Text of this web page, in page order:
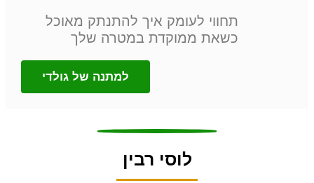
תחווי לעומק איך להתנתק מאוכל
כשאת ממוקדת במטרה שלך
למתנה של גולדי
לוסי רבין